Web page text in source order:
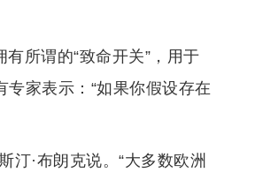
所谓的“致命开关”，用于
家表示：“如果你假设存在
汀·布朗克说。“大多数欧洲